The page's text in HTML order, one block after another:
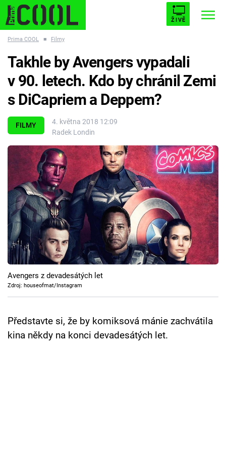
ŽIVĚ
ESCAPE PLNEJ KOTEL AVENGERS 5
Témata
Filmy
Seriály
Hry
Cool Esport
Pořady
TV Program
Přihlášení
Prima COOL ■ Filmy
FILMY
4. května 2018 12:09
Radek Londin
Takhle by Avengers vypadali
v 90. letech. Kdo by chránil Zemi
s DiCapriem a Deppem?
Avengers z devadesátých let
Zdroj: houseofmat/Instagram
Představte si, že by komiksová mánie zachvátila
kina někdy na konci devadesátých let.